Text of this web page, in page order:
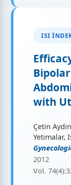
ISI
with
Çetin
Yetimalar,
2012
Vol.